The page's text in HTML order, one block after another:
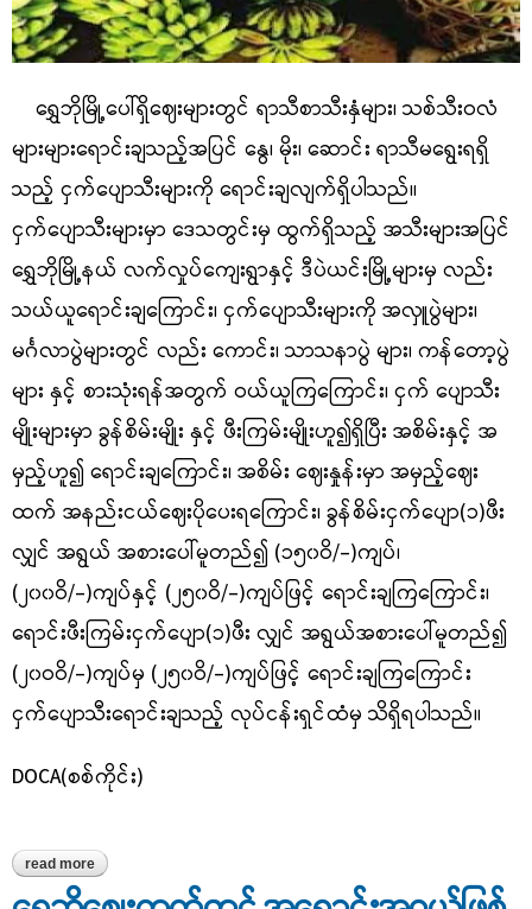
ရွှေဘိုမြို့ပေါ်ရှိဈေးများတွင် ရာသီစာသီးနှံများ၊ သစ်သီးဝလံ
များများရောင်းချသည့်အပြင် နွေ၊ မိုး၊ ဆောင်း ရာသီမရွေးရရှိ
သည့် ငှက်ပျောသီးများကို ရောင်းချလျက်ရှိပါသည်။
ငှက်ပျောသီးများမှာ ဒေသတွင်းမှ ထွက်ရှိသည့် အသီးများအပြင်
ရွှေဘိုမြို့နယ် လက်လှုပ်ကျေးရွာနှင့် ဒီပဲယင်းမြို့များမှ လည်း
သယ်ယူရောင်းချကြောင်း၊ ငှက်ပျောသီးများကို အလှူပွဲများ၊
မင်္ဂလာပွဲများတွင် လည်း ကောင်း၊ သာသနာပွဲ များ၊ ကန်တော့ပွဲ
များ နှင့် စားသုံးရန်အတွက် ဝယ်ယူကြကြောင်း၊ ငှက် ပျောသီး
မျိုးများမှာ ခွန်စိမ်းမျိုး နှင့် ဖီးကြမ်းမျိုးဟူ၍ရှိပြီး အစိမ်းနှင့် အ
မှည့်ဟူ၍ ရောင်းချကြောင်း၊ အစိမ်း ဈေးနှုန်းမှာ အမှည့်ဈေး
ထက် အနည်းငယ်ဈေးပိုပေးရကြောင်း၊ ခွန်စိမ်းငှက်ပျော(၁)ဖီး
လျှင် အရွယ် အစားပေါ်မူတည်၍ (၁၅၀ဝိ/-)ကျပ်၊
(၂၀၀ဝိ/-)ကျပ်နှင့် (၂၅၀ဝိ/-)ကျပ်ဖြင့် ရောင်းချကြကြောင်း၊
ရောင်းဖီးကြမ်းငှက်ပျော(၁)ဖီး လျှင် အရွယ်အစားပေါ်မူတည်၍
(၂၀ဝဝိ/-)ကျပ်မှ (၂၅၀ဝိ/-)ကျပ်ဖြင့် ရောင်းချကြကြောင်း
ငှက်ပျောသီးရောင်းချသည့် လုပ်ငန်းရှင်ထံမှ သိရှိရပါသည်။
DOCA(စစ်ကိုင်း)
read more about ရွှေဘိုမြို့ရှိ ဈေးများတွင် ရောင်းချနေသည့် ငှက်ပျောသီးဈေးနှုန်း